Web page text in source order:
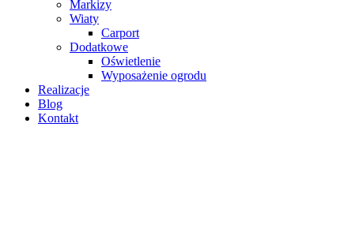
Markizy
Wiaty
Carport
Dodatkowe
Oświetlenie
Wyposażenie ogrodu
Realizacje
Blog
Kontakt